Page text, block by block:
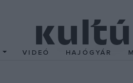
VIDEÓ HAJÓGYÁR